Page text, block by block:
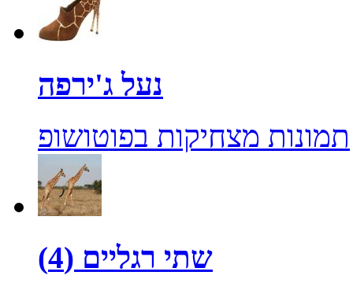
נעל ג'ירפה
תמונות מצחיקות בפוטושופ
שתי רגליים (4)